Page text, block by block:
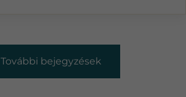
További bejegyzések